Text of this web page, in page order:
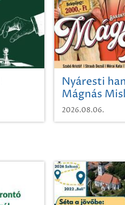
Nyáresti
Mágnás
2026.08.06.